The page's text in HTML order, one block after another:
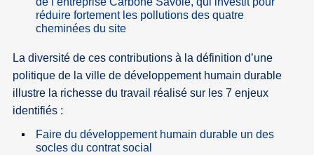
réduire fortement les pollutions des quatre
cheminées du site
La diversité de ces contributions à la définition d’une
politique de la ville de développement humain durable
illustre la richesse du travail réalisé sur les 7 enjeux
identifiés :
Faire du développement humain durable un des
socles du contrat social